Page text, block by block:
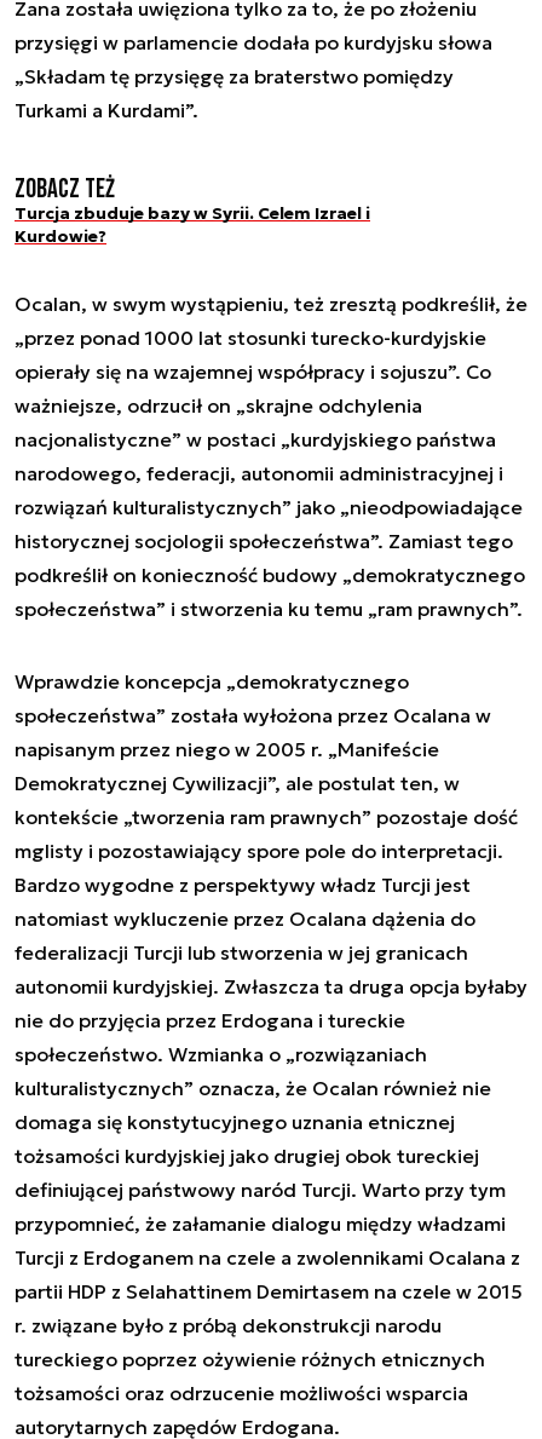
Zana została uwięziona tylko za to, że po złożeniu
przysięgi w parlamencie dodała po kurdyjsku słowa
„Składam tę przysięgę za braterstwo pomiędzy
Turkami a Kurdami”.
Zobacz też
Turcja zbuduje bazy w Syrii. Celem Izrael i
Kurdowie?
Ocalan, w swym wystąpieniu, też zresztą podkreślił, że
„przez ponad 1000 lat stosunki turecko-kurdyjskie
opierały się na wzajemnej współpracy i sojuszu”. Co
ważniejsze, odrzucił on „skrajne odchylenia
nacjonalistyczne” w postaci „kurdyjskiego państwa
narodowego, federacji, autonomii administracyjnej i
rozwiązań kulturalistycznych” jako „nieodpowiadające
historycznej socjologii społeczeństwa”. Zamiast tego
podkreślił on konieczność budowy „demokratycznego
społeczeństwa” i stworzenia ku temu „ram prawnych”.
Wprawdzie koncepcja „demokratycznego
społeczeństwa” została wyłożona przez Ocalana w
napisanym przez niego w 2005 r. „Manifeście
Demokratycznej Cywilizacji”, ale postulat ten, w
kontekście „tworzenia ram prawnych” pozostaje dość
mglisty i pozostawiający spore pole do interpretacji.
Bardzo wygodne z perspektywy władz Turcji jest
natomiast wykluczenie przez Ocalana dążenia do
federalizacji Turcji lub stworzenia w jej granicach
autonomii kurdyjskiej. Zwłaszcza ta druga opcja byłaby
nie do przyjęcia przez Erdogana i tureckie
społeczeństwo. Wzmianka o „rozwiązaniach
kulturalistycznych” oznacza, że Ocalan również nie
domaga się konstytucyjnego uznania etnicznej
tożsamości kurdyjskiej jako drugiej obok tureckiej
definiującej państwowy naród Turcji. Warto przy tym
przypomnieć, że załamanie dialogu między władzami
Turcji z Erdoganem na czele a zwolennikami Ocalana z
partii HDP z Selahattinem Demirtasem na czele w 2015
r. związane było z próbą dekonstrukcji narodu
tureckiego poprzez ożywienie różnych etnicznych
tożsamości oraz odrzucenie możliwości wsparcia
autorytarnych zapędów Erdogana.